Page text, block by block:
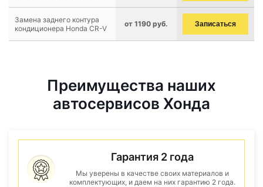
Замена заднего контура
кондиционера Honda CR-V
от 1190 руб. Записаться
Преимущества наших
автосервисов Хонда
Гарантия 2 года
Мы уверены в качестве своих материалов и
комплектующих, и даем на них гарантию 2 года.